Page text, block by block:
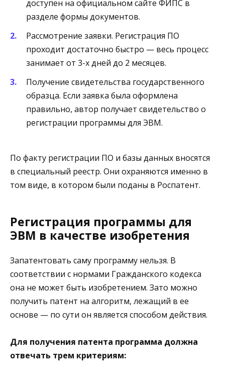
доступен на официальном сайте ФИПС в
разделе формы документов.
Рассмотрение заявки. Регистрация ПО
проходит достаточно быстро — весь процесс
занимает от 3-х дней до 2 месяцев.
Получение свидетельства государственного
образца. Если заявка была оформлена
правильно, автор получает свидетельство о
регистрации программы для ЭВМ.
По факту регистрации ПО и базы данных вносятся
в специальный реестр. Они охраняются именно в
том виде, в котором были поданы в Роспатент.
Регистрация программы для
ЭВМ в качестве изобретения
Запатентовать саму программу нельзя. В
соответствии с нормами Гражданского кодекса
она не может быть изобретением. Зато можно
получить патент на алгоритм, лежащий в ее
основе — по сути он является способом действия.
Для получения патента программа должна
отвечать трем критериям: